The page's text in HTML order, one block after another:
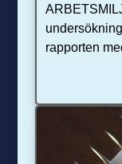
rapporten